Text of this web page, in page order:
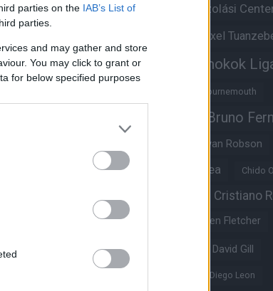
parties on the IAB’s List of
parties.
and may gather and store
You may click to grant or
for below specified purposes
Aston Villa Átigazolási
Axel
Ayden Heaven Bajnokok
Bournemouth
Bruno
Bryan Robson
Casemiro Chelsea Chido
Cristiano
Crystal Palace Darren Fletcher
David De Gea David Gill
Diego Leon